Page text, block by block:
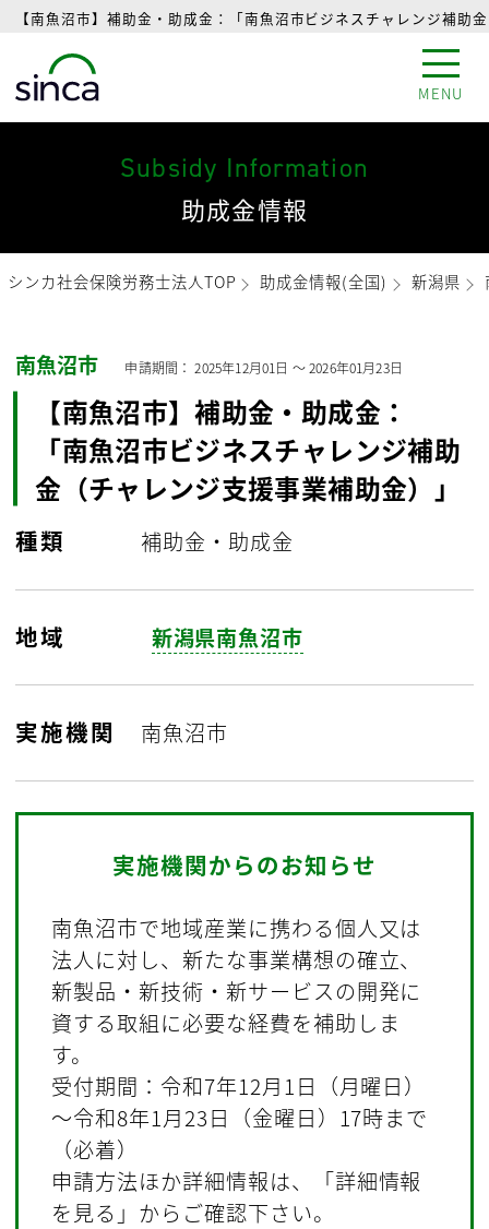
【南魚沼市】補助金・助成金：「南魚沼市ビジネスチャレンジ補
MENU
Subsidy Information
助成金情報
シンカ社会保険労務士法人TOP 助成金情報(全国) 新潟県
南魚沼市 申請期間：2025年12月01日 〜2026年01月23日
【南魚沼市】補助金・助成金：
「南魚沼市ビジネスチャレンジ補助
金（チャレンジ支援事業補助金）」
種類 補助金・助成金
地域 新潟県南魚沼市
実施機関 南魚沼市
実施機関からのお知らせ
南魚沼市で地域産業に携わる個人又は
法人に対し、新たな事業構想の確立、
新製品・新技術・新サービスの開発に
資する取組に必要な経費を補助しま
す。
受付期間：令和7年12月1日（月曜日）
～令和8年1月23日（金曜日）17時まで
（必着）
申請方法ほか詳細情報は、「詳細情報
を見る」からご確認下さい。